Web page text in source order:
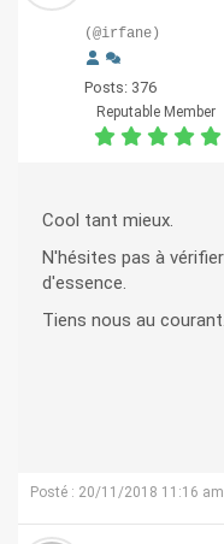
(@irfane)
Posts: 376
Reputable Member
Cool tant mieux.
N'hésites pas à
d'essence.
Tiens nous au courant.
Posté : 20/11/2018 11:16 am